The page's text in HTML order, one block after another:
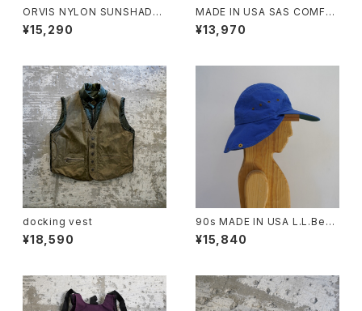
ORVIS NYLON SUNSHADE
CAP
¥15,290
MADE IN USA SAS COMFO
RT MOCCASIN SHOES
¥13,970
docking vest
¥18,590
90s MADE IN USA L.L.Bean
Longbill Sunshade Cap
¥15,840